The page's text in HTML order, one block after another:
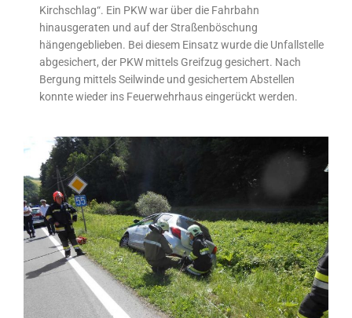
Kirchschlag“. Ein PKW war über die Fahrbahn
hinausgeraten und auf der Straßenböschung
hängengeblieben. Bei diesem Einsatz wurde die Unfallstelle
abgesichert, der PKW mittels Greifzug gesichert. Nach
Bergung mittels Seilwinde und gesichertem Abstellen
konnte wieder ins Feuerwehrhaus eingerückt werden.